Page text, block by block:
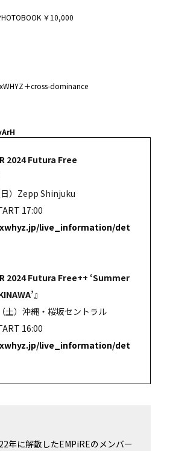
￥10,000
＋cross-dominance
2024 Futura Free
）Zepp Shinjuku
17:00
live_information/det
2024 Futura Free++ ‘Summer
』
土）沖縄・桜坂セントラル
16:00
live_information/det
年に解散したEMPiREのメンバー